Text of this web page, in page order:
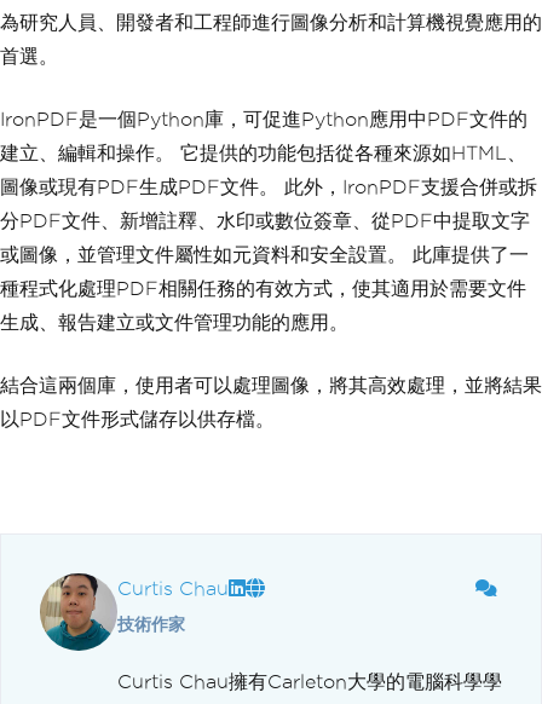
為研究人員、開發者和工程師進行圖像分析和計算機視覺應用的
首選。
IronPDF是一個Python庫，可促進Python應用中PDF文件的
建立、編輯和操作。 它提供的功能包括從各種來源如HTML、
圖像或現有PDF生成PDF文件。 此外，IronPDF支援合併或拆
分PDF文件、新增註釋、水印或數位簽章、從PDF中提取文字
或圖像，並管理文件屬性如元資料和安全設置。 此庫提供了一
種程式化處理PDF相關任務的有效方式，使其適用於需要文件
生成、報告建立或文件管理功能的應用。
結合這兩個庫，使用者可以處理圖像，將其高效處理，並將結果
以PDF文件形式儲存以供存檔。
Curtis Chau
技術作家
Curtis Chau擁有Carleton大學的電腦科學學